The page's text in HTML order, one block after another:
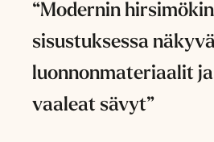
“Modernin hirsimökin
sisustuksessa
luonnonmateriaalit
vaaleat sävyt”